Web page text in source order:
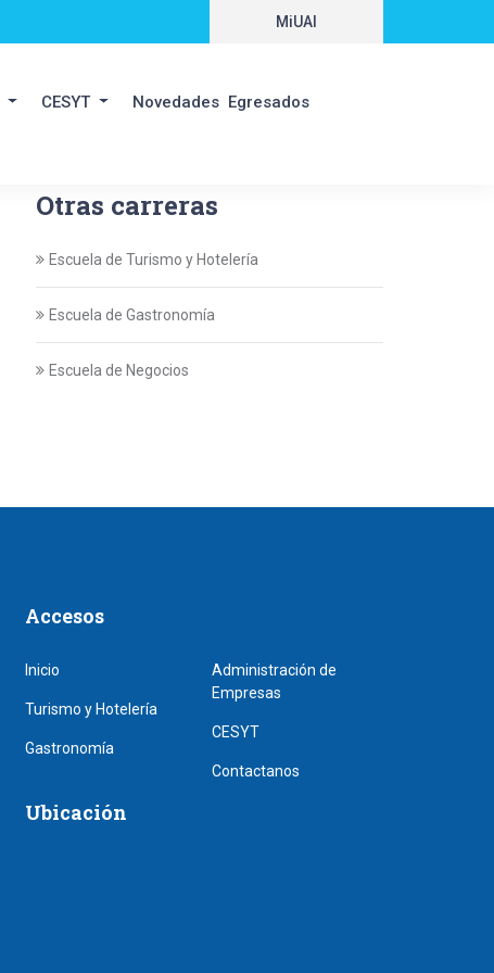
MiUAI
CESYT Novedades Egresados
Otras carreras
Escuela de Turismo y Hotelería
Escuela de Gastronomía
Escuela de Negocios
Accesos
Inicio
Turismo y Hotelería
Gastronomía
Administración de
Empresas
CESYT
Contactanos
Ubicación